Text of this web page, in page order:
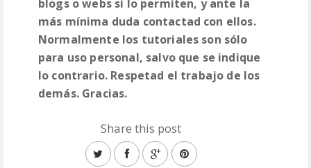
blogs o webs si lo permiten, y ante la
más mínima duda contactad con ellos.
Normalmente los tutoriales son sólo
para uso personal, salvo que se indique
lo contrario. Respetad el trabajo de los
demás. Gracias.
Share this post